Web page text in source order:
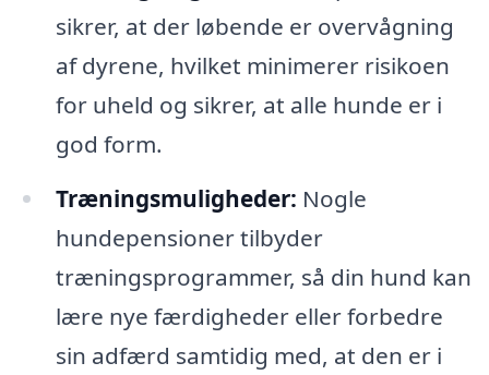
sikrer, at der løbende er overvågning
af dyrene, hvilket minimerer risikoen
for uheld og sikrer, at alle hunde er i
god form.
Træningsmuligheder: Nogle
hundepensioner tilbyder
træningsprogrammer, så din hund kan
lære nye færdigheder eller forbedre
sin adfærd samtidig med, at den er i